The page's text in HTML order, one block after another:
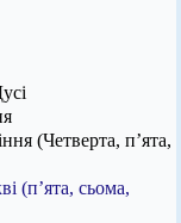
(Четверта, п’ята,
(п’ята, сьома,